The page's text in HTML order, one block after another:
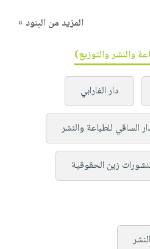
المزيد من البنود »
والنشر والتوزيع)
دار الفارابي
الساقي للطباعة والنشر
زين الحقوقية